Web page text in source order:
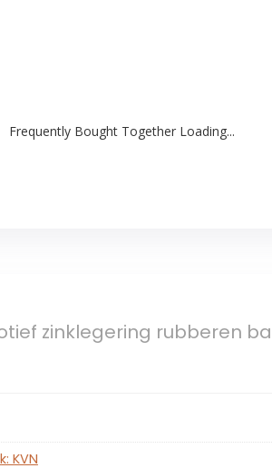
Frequently Bought Together Loading...
zinklegering rubberen
KVN